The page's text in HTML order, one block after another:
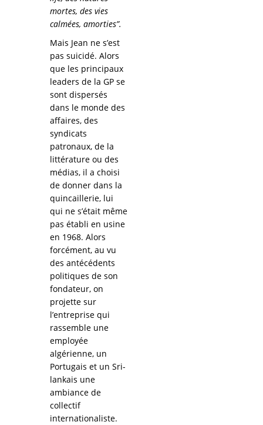
mortes, des vies
calmées, amorties”.
Mais Jean ne s’est
pas suicidé. Alors
que les principaux
leaders de la GP se
sont dispersés
dans le monde des
affaires, des
syndicats
patronaux, de la
littérature ou des
médias, il a choisi
de donner dans la
quincaillerie, lui
qui ne s’était même
pas établi en usine
en 1968. Alors
forcément, au vu
des antécédents
politiques de son
fondateur, on
projette sur
l’entreprise qui
rassemble une
employée
algérienne, un
Portugais et un Sri-
lankais une
ambiance de
collectif
internationaliste.